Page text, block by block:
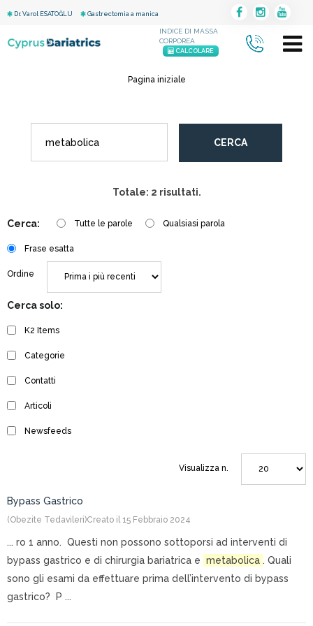
Dr. Varol ESATOĞLU Gastrectomia a manica
INDICE DI MASSA
CORPOREA
CALCOLARE
Pagina iniziale
CERCA
Totale: 2 risultati.
Cerca: Tutte le parole Qualsiasi parola
Frase esatta
Ordine
Cerca solo:
K2 Items
Categorie
Contatti
Articoli
Newsfeeds
Visualizza n.
Bypass Gastrico
(Obezite Tedavileri)Creato il 15 Febbraio 2024
... ro 1 anno. Questi non possono sottoporsi ad interventi di
bypass gastrico e di chirurgia bariatrica e metabolica . Quali
sono gli esami da effettuare prima dell’intervento di bypass
gastrico? P ...